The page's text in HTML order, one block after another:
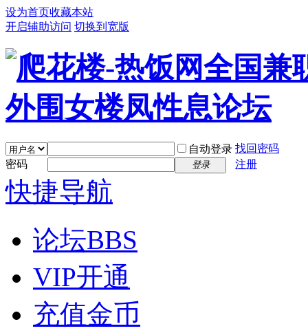
设为首页收藏本站
开启辅助访问 切换到宽版
自动登录 找回密码
密码
登录 注册
快捷导航
论坛BBS
VIP开通
充值金币